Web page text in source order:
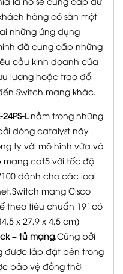
hàng có sẵn một
những ứng dụng
đã cung cấp những
cầu kinh doanh của
lượng hoặc trao đổi
Switch mạng khác.
Lnằm trong những
dòng catalyst này
ty với mô hình vừa và
cat5 với tốc độ
100 dành cho các loại
mạng Cisco
theo tiêu chuẩn 19’ có
x 27,9 x 4,5 cm)
– tủ mạng.Cũng bởi
được lắp đặt bên trong
bảo vệ đồng thời